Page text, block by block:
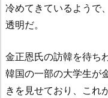
冷めてきているようで
透明だ。
金正恩氏の訪韓を待ち
韓国の一部の大学生が
きを見せており、これ